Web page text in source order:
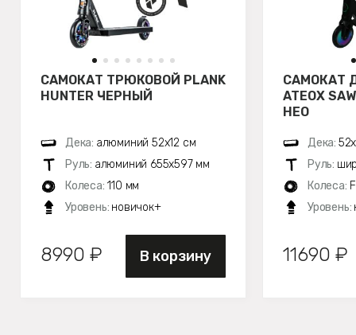
САМОКАТ ТРЮКОВОЙ PLANK
HUNTER ЧЕРНЫЙ
Дека: алюминий 52х12 см
Руль: алюминий 655х597 мм
Колеса: 110 мм
Уровень: новичок+
8990 ₽ В корзину
САМОКАТ
ATEOX
НЕО
Дека:
Руль:
Колеса:
Уровень:
11690 ₽